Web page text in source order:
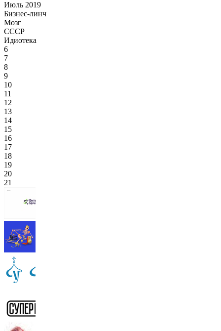
Июль 2019
Бизнес-линч
Мозг
СССР
Идиотека
6
7
8
9
10
11
12
13
14
15
16
17
18
19
20
21